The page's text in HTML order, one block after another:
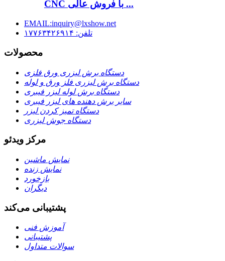
CNC با فروش عالی ...
EMAIL:inquiry@lxshow.net
تلفن: ۱۷۷۶۳۴۲۶۹۱۴
محصولات
دستگاه برش لیزری ورق فلزی
دستگاه برش لیزری فلز ورق و لوله
دستگاه برش لوله لیزر فیبری
سایر برش دهنده های لیزر فیبری
دستگاه تمیز کردن لیزر
دستگاه جوش لیزری
مرکز ویدئو
نمایش ماشین
نمایش زنده
بازخورد
دیگران
پشتیبانی می‌کند
آموزش فنی
پشتیبانی
سوالات متداول